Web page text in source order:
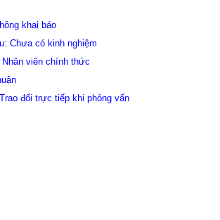
khai báo
Chưa có kinh nghiệm
viên chính thức
đổi trực tiếp khi phỏng vấn